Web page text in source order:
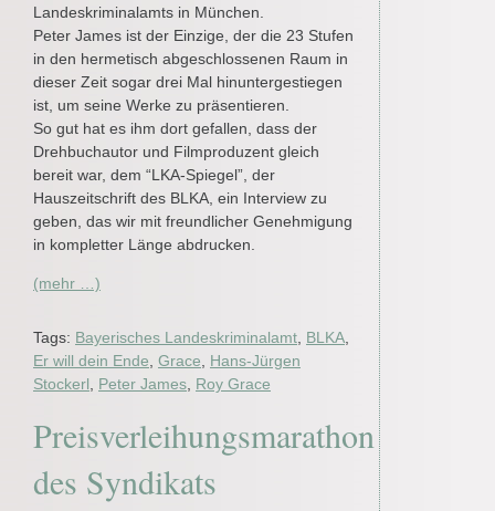
Landeskriminalamts in München.
Peter James ist der Einzige, der die 23 Stufen
in den hermetisch abgeschlossenen Raum in
dieser Zeit sogar drei Mal hinuntergestiegen
ist, um seine Werke zu präsentieren.
So gut hat es ihm dort gefallen, dass der
Drehbuchautor und Filmproduzent gleich
bereit war, dem “LKA-Spiegel”, der
Hauszeitschrift des BLKA, ein Interview zu
geben, das wir mit freundlicher Genehmigung
in kompletter Länge abdrucken.
(mehr …)
Tags: Bayerisches Landeskriminalamt, BLKA,
Er will dein Ende, Grace, Hans-Jürgen
Stockerl, Peter James, Roy Grace
Preisverleihungsmarathon
des Syndikats